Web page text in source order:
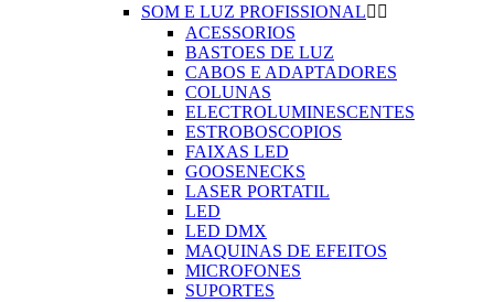
SOM E LUZ PROFISSIONAL 
ACESSORIOS
BASTOES DE LUZ
CABOS E ADAPTADORES
COLUNAS
ELECTROLUMINESCENTES
ESTROBOSCOPIOS
FAIXAS LED
GOOSENECKS
LASER PORTATIL
LED
LED DMX
MAQUINAS DE EFEITOS
MICROFONES
SUPORTES